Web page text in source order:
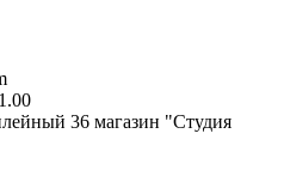
36 магазин "Студия